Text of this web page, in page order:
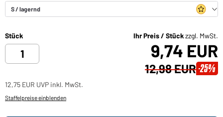
Stück Ihr Preis / Stückzzgl. MwSt.
9,74 EUR
12,98 EUR -25%
12,75 EUR UVP inkl. MwSt.
Staffelpreise einblenden